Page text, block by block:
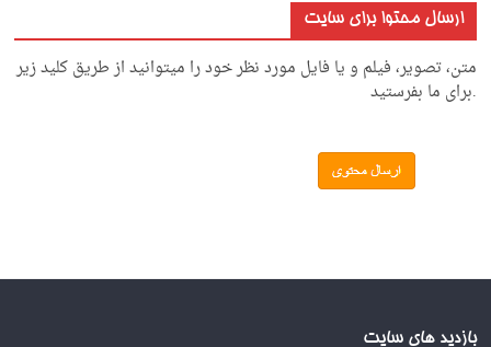
ارسال محتوا برای سایت
متن، تصویر، فیلم و یا فایل مورد نظر خود را میتوانید از طریق کلید زیر
.برای ما بفرستید
بازدید های سایت